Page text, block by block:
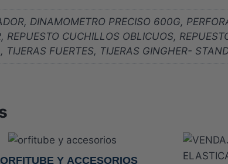
DINAMOMETRO PRECISO 600G,
REPUESTO CUCHILLOS OBLICUOS,
TIJERAS FUERTES, TIJERAS GINGHER-
ORFITUBE Y ACCESORIOS